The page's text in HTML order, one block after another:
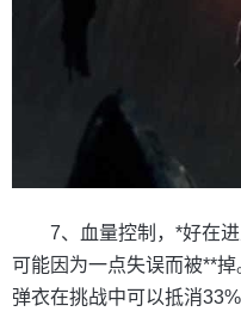
7、血量控制，*好在
可能因为一点失误而被**
弹衣在挑战中可以抵消